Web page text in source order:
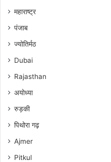
महाराष्ट्र
पंजाब
ज्योतिर्मठ
Dubai
Rajasthan
अयोध्या
रुड़की
पिथोरा गढ़
Ajmer
Pitkul